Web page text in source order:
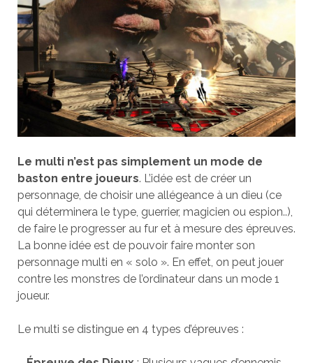
Le multi n’est pas simplement un mode de
baston entre joueurs. L’idée est de créer un
personnage, de choisir une allégeance à un dieu (ce
qui déterminera le type, guerrier, magicien ou espion..),
de faire le progresser au fur et à mesure des épreuves.
La bonne idée est de pouvoir faire monter son
personnage multi en « solo ». En effet, on peut jouer
contre les monstres de l’ordinateur dans un mode 1
joueur.
Le multi se distingue en 4 types d’épreuves :